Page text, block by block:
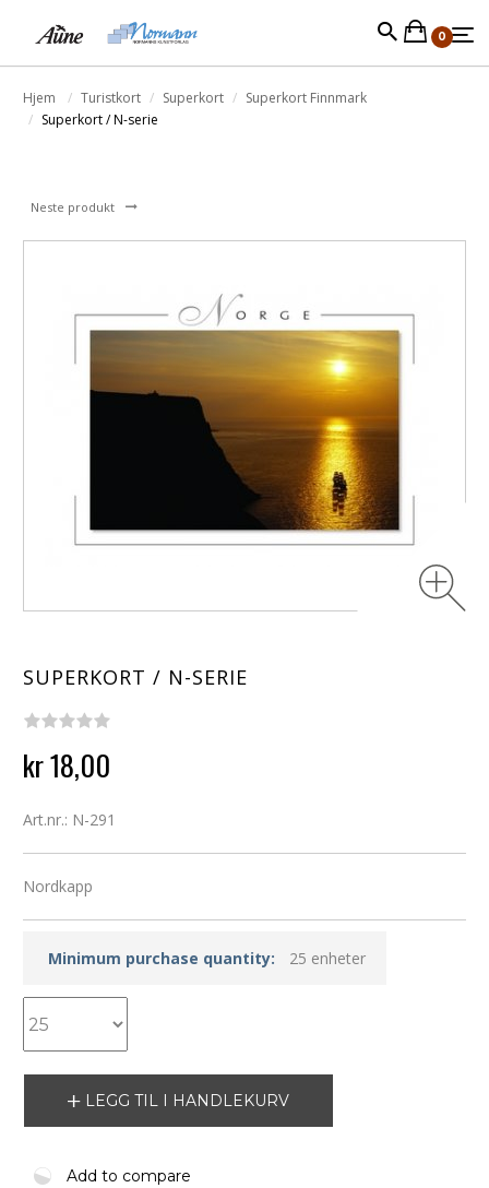
0
Hjem Turistkort Superkort
Superkort Finnmark
Superkort / N-serie
Neste produkt
SUPERKORT / N-SERIE
kr 18,00
Art.nr.: N-291
Nordkapp
Minimum purchase quantity: 25 enheter
LEGG TIL I HANDLEKURV
Add to compare